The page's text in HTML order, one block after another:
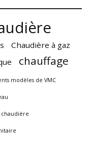
Chaudière à gaz
chauffage
modèles de VMC